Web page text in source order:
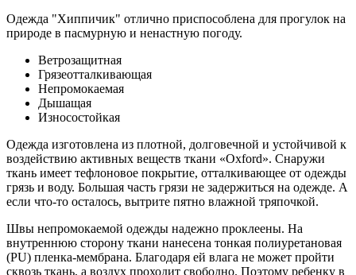
Одежда "Хиппичик" отлично приспособлена для прогулок на
природе в пасмурную и ненастную погоду.
Ветрозащитная
Грязеотталкивающая
Непромокаемая
Дышащая
Износостойкая
Одежда изготовлена из плотной, долговечной и устойчивой к
воздействию активных веществ ткани «Oxford». Снаружи
ткань имеет тефлоновое покрытие, отталкивающее от одежды
грязь и воду. Большая часть грязи не задержиться на одежде. А
если что-то осталось, вытрите пятно влажной тряпочкой.
Швы непромокаемой одежды надежно проклеены. На
внутреннюю сторону ткани нанесена тонкая полиуретановая
(PU) пленка-мембрана. Благодаря ей влага не может пройти
сквозь ткань, а воздух проходит свободно. Поэтому ребенку в